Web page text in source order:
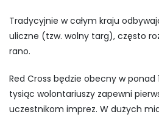
Tradycyjnie w całym kraju
uliczne (tzw. wolny targ), często
rano.
Red Cross będzie obecny w ponad
tysiąc wolontariuszy zapewni
uczestnikom imprez. W dużych